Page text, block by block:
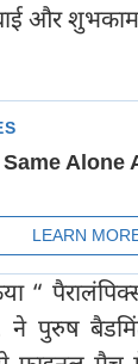
और
“
ने पुरुष